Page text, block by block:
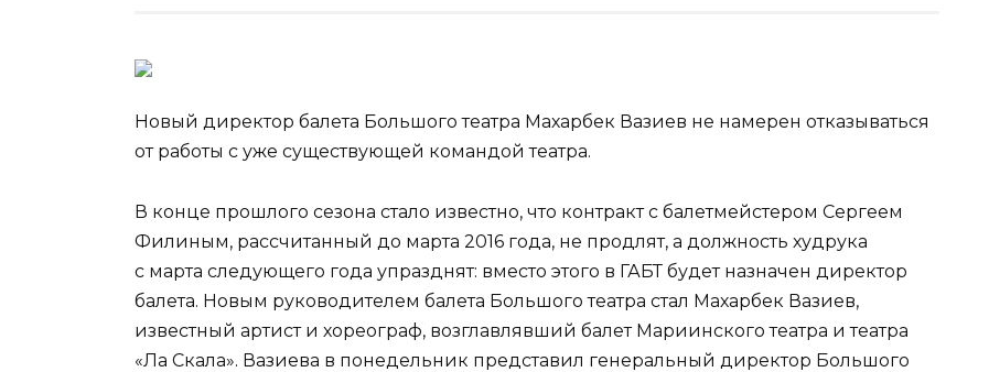
Новый директор балета Большого театра Махарбек Вазиев не намерен отказываться
от работы с уже существующей командой театра.
В конце прошлого сезона стало известно, что контракт с балетмейстером Сергеем
Филиным, рассчитанный до марта 2016 года, не продлят, а должность худрука
с марта следующего года упразднят: вместо этого в ГАБТ будет назначен директор
балета. Новым руководителем балета Большого театра стал Махарбек Вазиев,
известный артист и хореограф, возглавлявший балет Мариинского театра и театра
«Ла Скала». Вазиева в понедельник представил генеральный директор Большого